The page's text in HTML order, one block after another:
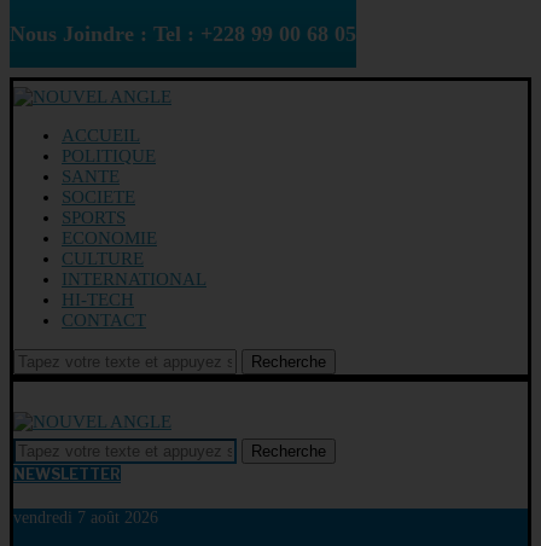
Nous Joindre : Tel : +228 99 00 68 05
ACCUEIL
POLITIQUE
SANTE
SOCIETE
SPORTS
ECONOMIE
CULTURE
INTERNATIONAL
HI-TECH
CONTACT
Recherche
Recherche
NEWSLETTER
vendredi 7 août 2026